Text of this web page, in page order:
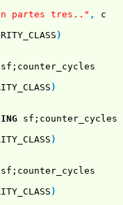
partes tres.." ,
c
)
sf;counter_cycles
)
sf;counter_cycles
)
sf;counter_cycles
)